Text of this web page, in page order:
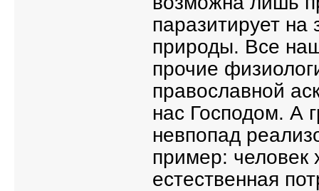
паразитирует на
природы. Все
прочие
православной
нас Господом. А
невпопад
пример: человек
естественная